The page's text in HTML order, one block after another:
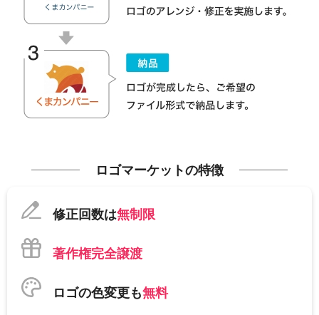
ロゴマーケットの特徴
修正回数は無制限
著作権完全譲渡
ロゴの色変更も無料